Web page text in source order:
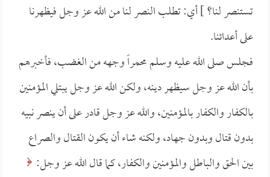
تستنصر لنا؟ ] أي: تطلب النصر لنا من الله عز وجل فيظهرنا
على أعدائنا.
فجلس صلى الله عليه وسلم محمراً وجهه من الغضب، فأخبرهم
بأن الله عز وجل سيظهر دينه، ولكن الله عز وجل يبتلي المؤمنين
بالكفار والكفار بالمؤمنين، والله عز وجل قادر على أن ينصر نبيه
بدون قتال وبدون جهاد، ولكنه شاء أن يكون القتال والصراع
بين الحق والباطل والمؤمنين والكفار، كما قال الله عز وجل: